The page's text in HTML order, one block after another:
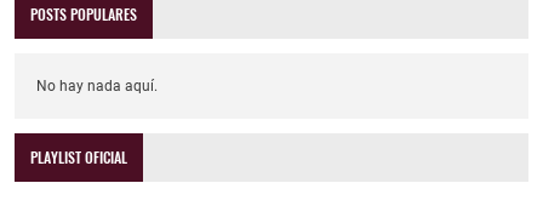
POSTS POPULARES
No hay nada aquí.
PLAYLIST OFICIAL